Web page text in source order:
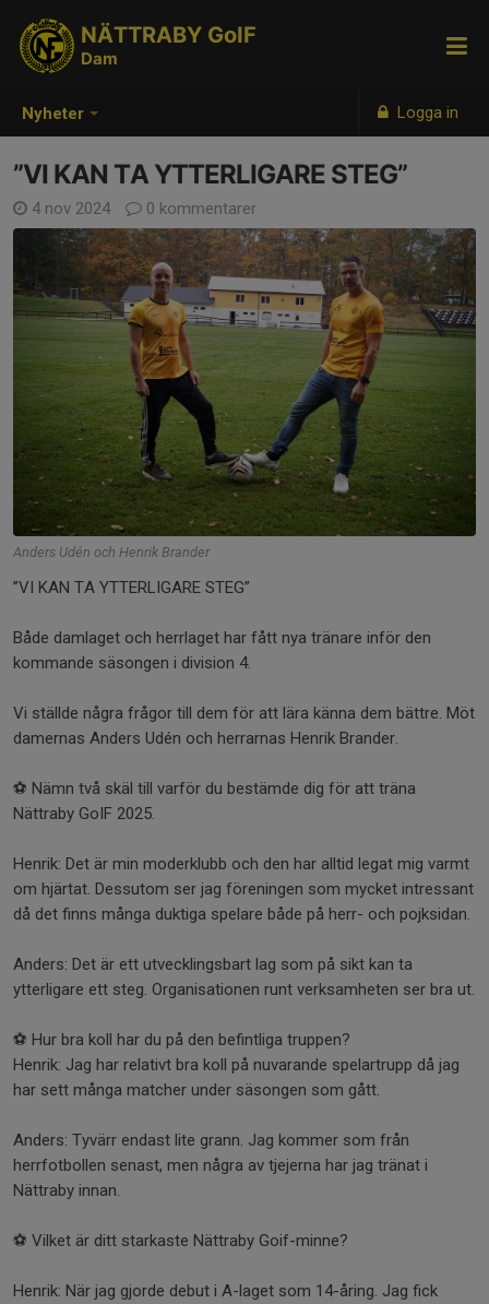
Nyheter Logga in
NÄTTRABY GoIF
Dam
”VI KAN TA YTTERLIGARE STEG”
4 nov 2024 0 kommentarer
Anders Udén och Henrik Brander
”VI KAN TA YTTERLIGARE STEG”
Både damlaget och herrlaget har fått nya tränare inför den
kommande säsongen i division 4.
Vi ställde några frågor till dem för att lära känna dem bättre. Möt
damernas Anders Udén och herrarnas Henrik Brander.
⚽️ Nämn två skäl till varför du bestämde dig för att träna
Nättraby GoIF 2025.
Henrik: Det är min moderklubb och den har alltid legat mig varmt
om hjärtat. Dessutom ser jag föreningen som mycket intressant
då det finns många duktiga spelare både på herr- och pojksidan.
Anders: Det är ett utvecklingsbart lag som på sikt kan ta
ytterligare ett steg. Organisationen runt verksamheten ser bra ut.
⚽️ Hur bra koll har du på den befintliga truppen?
Henrik: Jag har relativt bra koll på nuvarande spelartrupp då jag
har sett många matcher under säsongen som gått.
Anders: Tyvärr endast lite grann. Jag kommer som från
herrfotbollen senast, men några av tjejerna har jag tränat i
Nättraby innan.
⚽️ Vilket är ditt starkaste Nättraby Goif-minne?
Henrik: När jag gjorde debut i A-laget som 14-åring. Jag fick